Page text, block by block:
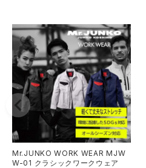
Mr.JUNKO WORK WEAR MJW
W-01 クラシックワークウェア